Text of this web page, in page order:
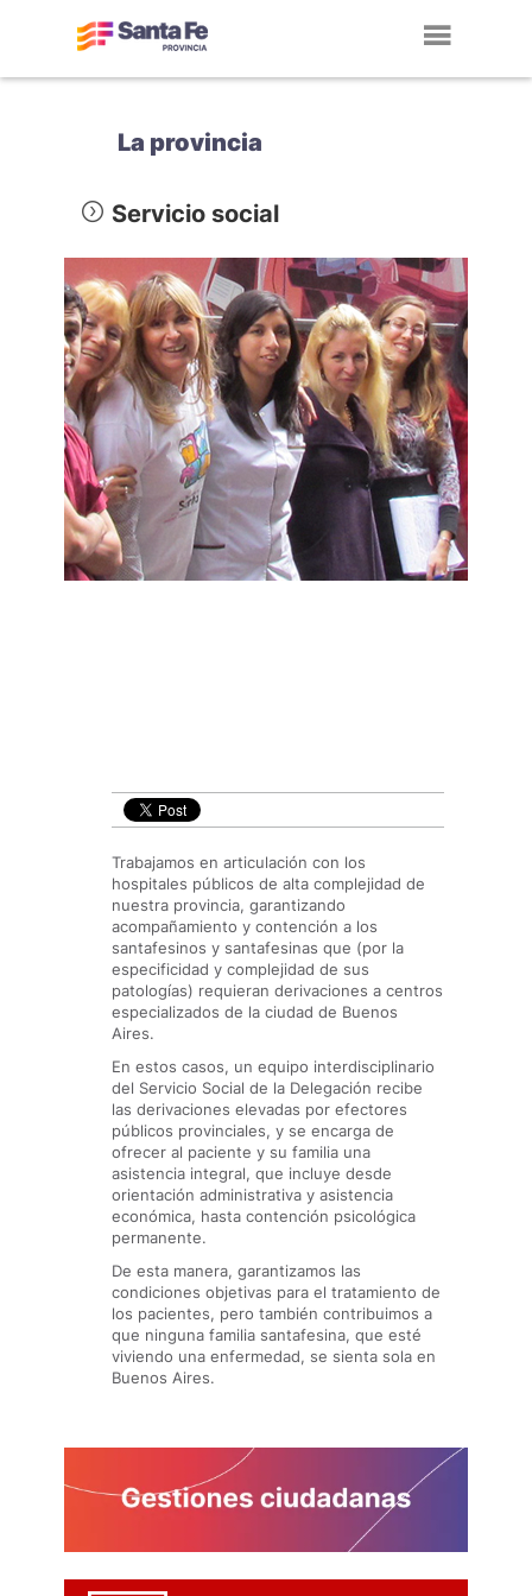
La provincia
Servicio social
Trabajamos en articulación con los
hospitales públicos de alta complejidad de
nuestra provincia, garantizando
acompañamiento y contención a los
santafesinos y santafesinas que (por la
especificidad y complejidad de sus
patologías) requieran derivaciones a centros
especializados de la ciudad de Buenos
Aires.
En estos casos, un equipo interdisciplinario
del Servicio Social de la Delegación recibe
las derivaciones elevadas por efectores
públicos provinciales, y se encarga de
ofrecer al paciente y su familia una
asistencia integral, que incluye desde
orientación administrativa y asistencia
económica, hasta contención psicológica
permanente.
De esta manera, garantizamos las
condiciones objetivas para el tratamiento de
los pacientes, pero también contribuimos a
que ninguna familia santafesina, que esté
viviendo una enfermedad, se sienta sola en
Buenos Aires.